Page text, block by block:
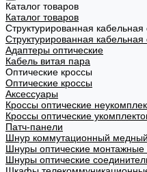
Каталог товаров
Каталог товаров
Структурированная кабельная
Структурированная кабельная
Адаптеры оптические
Кабель витая пара
Оптические кроссы
Оптические кроссы
Аксессуары
Кроссы оптические
Кроссы оптические
Патч-панели
Шнур коммутационный
Шнуры оптические монтажные
Шнуры оптические